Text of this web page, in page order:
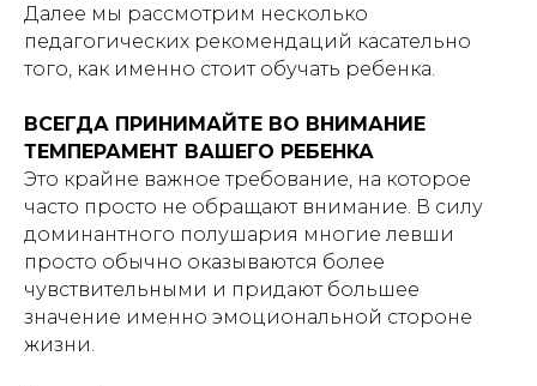
Далее мы рассмотрим несколько
педагогических рекомендаций касательно
того, как именно стоит обучать ребенка.
ВСЕГДА ПРИНИМАЙТЕ ВО ВНИМАНИЕ
ТЕМПЕРАМЕНТ ВАШЕГО РЕБЕНКА
Это крайне важное требование, на которое
часто просто не обращают внимание. В силу
доминантного полушария многие левши
просто обычно оказываются более
чувствительными и придают большее
значение именно эмоциональной стороне
жизни.